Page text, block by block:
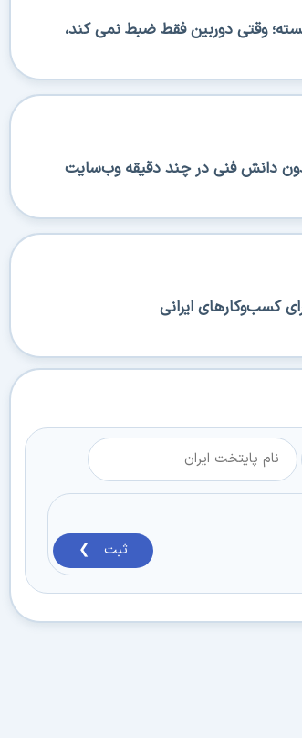
وقتی دوربین فقط ضبط نمی کند،
دانش فنی در چند دقیقه وب‌سایت
کسب‌وکارهای ایرانی
ثبت ❯